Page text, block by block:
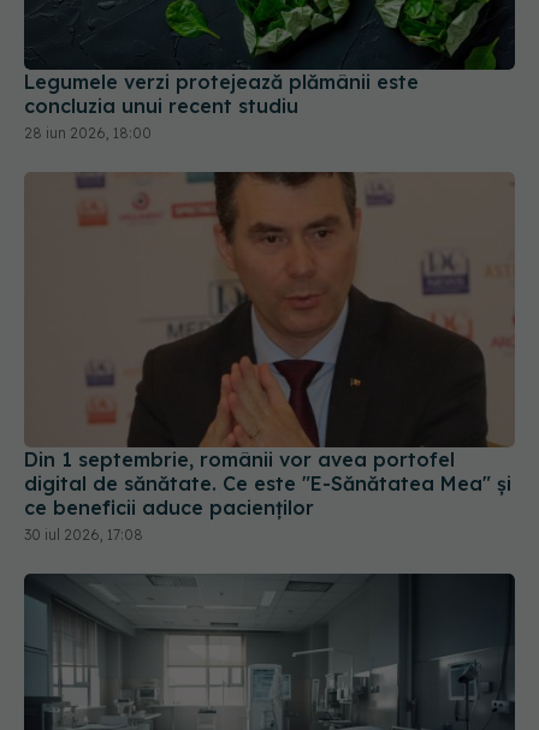
Legumele verzi protejează plămânii este
concluzia unui recent studiu
28 iun 2026, 18:00
Din 1 septembrie, românii vor avea portofel
digital de sănătate. Ce este "E-Sănătatea Mea" și
ce beneficii aduce pacienților
30 iul 2026, 17:08